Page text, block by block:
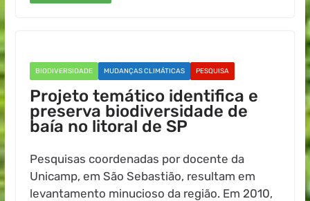
BIODIVERSIDADE MUDANÇAS CLIMÁTICAS PESQUISA
Projeto temático identifica e
preserva biodiversidade de
baía no litoral de SP
Pesquisas coordenadas por docente da
Unicamp, em São Sebastião, resultam em
levantamento minucioso da região. Em 2010,